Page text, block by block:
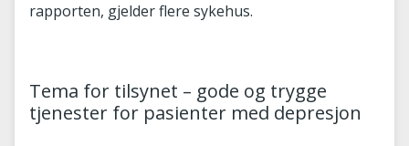
rapporten, gjelder flere sykehus.
Tema for tilsynet – gode og trygge
tjenester for pasienter med depresjon